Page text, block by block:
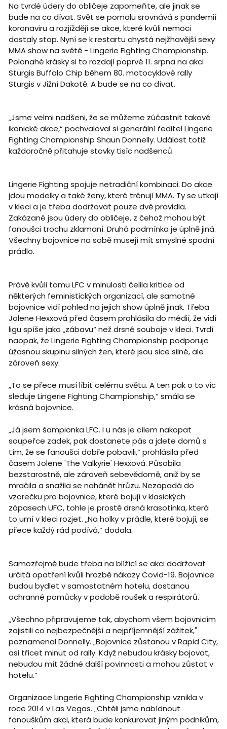
Na tvrdé údery do obličeje zapomeňte, ale jinak se
bude na co dívat. Svět se pomalu srovnává s pandemií
koronaviru a rozjíždějí se akce, které kvůli nemoci
dostaly stop. Nyní se k restartu chystá nejžhavější sexy
MMA show na světě - Lingerie Fighting Championship.
Polonahé krásky si to rozdají poprvé 11. srpna na akci
Sturgis Buffalo Chip během 80. motocyklové rally
Sturgis v Jižní Dakotě. A bude se na co dívat.
„Jsme velmi nadšeni, že se můžeme zúčastnit takové
ikonické akce,“ pochvaloval si generální ředitel Lingerie
Fighting Championship Shaun Donnelly. Událost totiž
každoročně přitahuje stovky tisíc nadšenců.
Lingerie Fighting spojuje netradiční kombinaci. Do akce
jdou modelky a také ženy, které trénují MMA. Ty se utkají
v kleci a je třeba dodržovat pouze dvě pravidla.
Zakázané jsou údery do obličeje, z čehož mohou být
fanoušci trochu zklamaní. Druhá podmínka je úplně jiná.
Všechny bojovnice na sobě musejí mít smyslné spodní
prádlo.
Právě kvůli tomu LFC v minulosti čelila kritice od
některých feministických organizací, ale samotné
bojovnice vidí pohled na jejich show úplně jinak. Třeba
Jolene Hexxová před časem prohlásila do médií, že vidí
ligu spíše jako „zábavu“ než drsné souboje v kleci. Tvrdí
naopak, že Lingerie Fighting Championship podporuje
úžasnou skupinu silných žen, které jsou sice silné, ale
zároveň sexy.
„To se přece musí líbit celému světu. A ten pak o to víc
sleduje Lingerie Fighting Championship,“ smála se
krásná bojovnice.
„Já jsem šampionka LFC. I u nás je cílem nakopat
soupeřce zadek, pak dostanete pás a jdete domů s
tím, že se fanoušci dobře pobavili,“ prohlásila před
časem Jolene 'The Valkyrie' Hexxová. Působila
bezstarostně, ale zároveň sebevědomě, aniž by se
mračila a snažila se nahánět hrůzu. Nezapadá do
vzorečku pro bojovnice, které bojují v klasických
zápasech UFC, tohle je prostě drsná krasotinka, která
to umí v kleci rozjet. „Na holky v prádle, které bojují, se
přece každý rád podívá,“ dodala.
Samozřejmě bude třeba na blížící se akci dodržovat
určitá opatření kvůli hrozbě nákazy Covid-19. Bojovnice
budou bydlet v samostatném hotelu, dostanou
ochranné pomůcky v podobě roušek a respirátorů.
„Všechno připravujeme tak, abychom všem bojovnicím
zajistili co nejbezpečnější a nejpříjemnější zážitek,"
poznamenal Donnelly. „Bojovnice zůstanou v Rapid City,
asi třicet minut od rally. Když nebudou krásky bojovat,
nebudou mít žádné další povinnosti a mohou zůstat v
hotelu.“
Organizace Lingerie Fighting Championship vznikla v
roce 2014 v Las Vegas. „Chtěli jsme nabídnout
fanouškům akci, která bude konkurovat jiným podnikům,